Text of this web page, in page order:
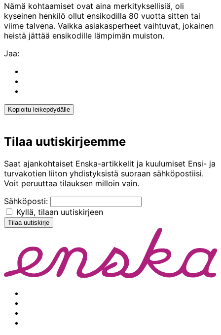
Nämä kohtaamiset ovat aina merkityksellisiä, oli
kyseinen henkilö ollut ensikodilla 80 vuotta sitten tai
viime talvena. Vaikka asiakasperheet vaihtuvat, jokainen
heistä jättää ensikodille lämpimän muiston.
Jaa:
twitter
Kopioitu leikepöydälle
Kopioitu
Tilaa uutiskirjeemme
Saat ajankohtaiset Enska-artikkelit ja kuulumiset Ensi- ja
turvakotien liiton yhdistyksistä suoraan sähköpostiisi.
Voit peruuttaa tilauksen milloin vain.
Sähköposti:
Kyllä, tilaan uutiskirjeen